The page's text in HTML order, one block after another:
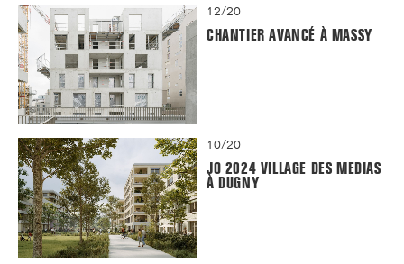
12/20
CHANTIER AVANCÉ À MASSY
10/20
JO 2024 VILLAGE DES MEDIAS
À DUGNY